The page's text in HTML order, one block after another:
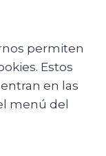
permiten
Estos
en las
menú del